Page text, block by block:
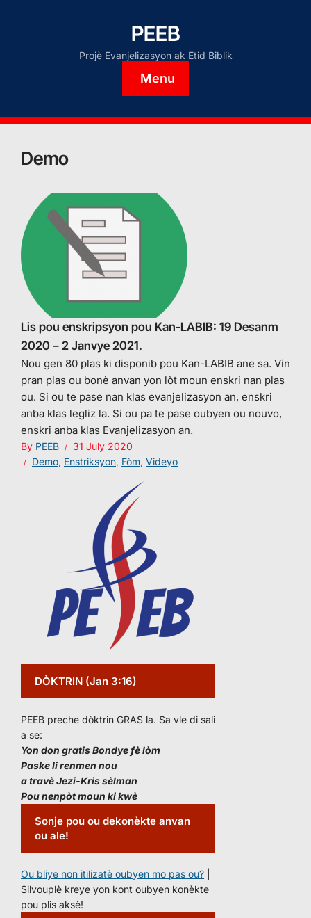
PEEB
Projè Evanjelizasyon ak Etid Biblik
Menu
Demo
Lis pou enskripsyon pou Kan-LABIB: 19 Desanm
2020 – 2 Janvye 2021.
Nou gen 80 plas ki disponib pou Kan-LABIB ane sa. Vin
pran plas ou bonè anvan yon lòt moun enskri nan plas
ou. Si ou te pase nan klas evanjelizasyon an, enskri
anba klas legliz la. Si ou pa te pase oubyen ou nouvo,
enskri anba klas Evanjelizasyon an.
By PEEB
31 July 2020
Demo, Enstriksyon, Fòm, Videyo
DÒKTRIN (Jan 3:16)
PEEB preche dòktrin GRAS la. Sa vle di sali
a se:
Yon don gratis Bondye fè lòm
Paske li renmen nou
a travè Jezi-Kris sèlman
Pou nenpòt moun ki kwè
Sonje pou ou dekonèkte anvan
ou ale!
Ou bliye non itilizatè oubyen mo pas ou?
Silvouplè kreye yon kont oubyen konèkte
pou plis aksè!